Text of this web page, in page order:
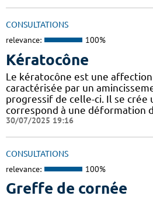
CONSULTATIONS
relevance: 100%
Kératocône
Le kératocône est une
caractérisée par un
progressif de celle-ci. Il se crée
correspond à une déformation
30/07/2025 19:16
CONSULTATIONS
relevance: 100%
Greffe de cornée